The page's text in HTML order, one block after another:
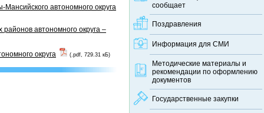
сообщает
Поздравления
Информация для СМИ
Методические материалы и
рекомендации по оформлению
документов
Государственные закупки
автономного округа
автономного округа –
округа (.pdf, 729.31 кБ)